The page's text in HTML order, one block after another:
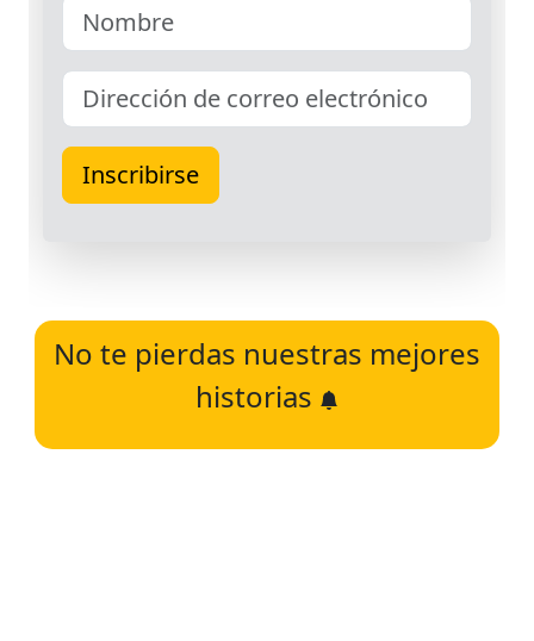
No te pierdas nuestras mejores
historias